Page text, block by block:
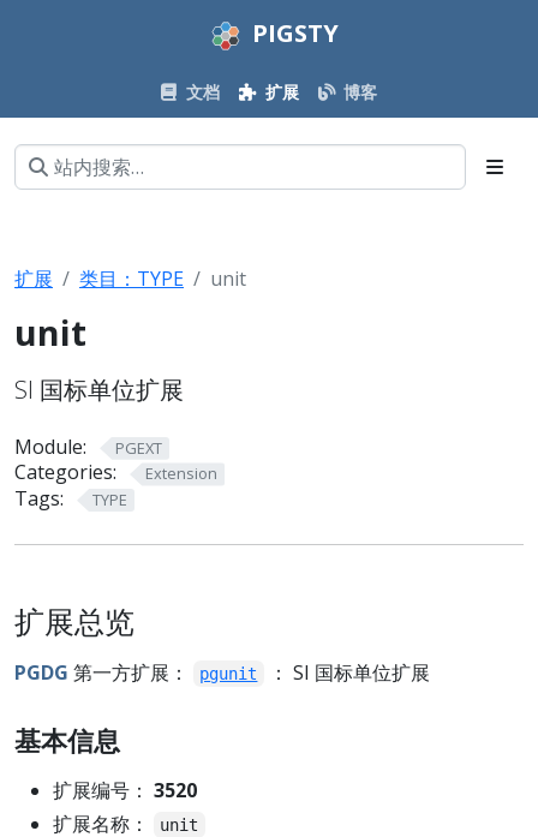
PIGSTY
文档 扩展 博客
扩展 类目：TYPE unit
unit
SI 国标单位扩展
Module: PGEXT
Categories: Extension
Tags: TYPE
扩展总览
PGDG 第一方扩展： pgunit ： SI 国标单位扩展
基本信息
扩展编号： 3520
扩展名称：
unit